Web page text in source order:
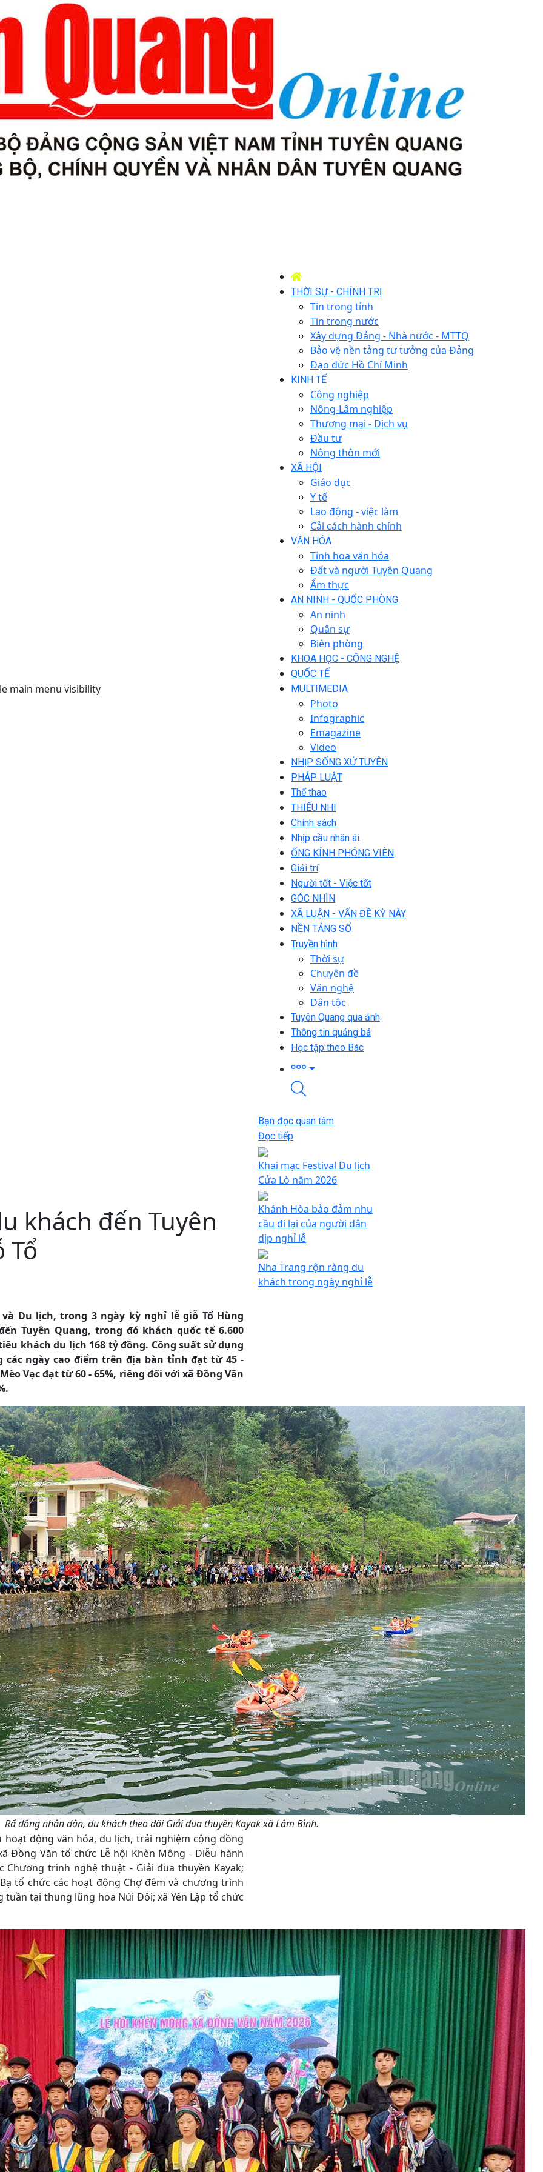
main menu visibility
THỜI SỰ - CHÍNH TRỊ
Tin trong tỉnh
Tin trong nước
Xây dựng Đảng - Nhà nước - MTTQ
Bảo vệ nền tảng tư tưởng của Đảng
Đạo đức Hồ Chí Minh
KINH TẾ
Công nghiệp
Nông-Lâm nghiệp
Thương mại - Dịch vụ
Đầu tư
Nông thôn mới
XÃ HỘI
Giáo dục
Y tế
Lao động - việc làm
Cải cách hành chính
VĂN HÓA
Tinh hoa văn hóa
Đất và người Tuyên Quang
Ẩm thực
AN NINH - QUỐC PHÒNG
An ninh
Quân sự
Biên phòng
KHOA HỌC - CÔNG NGHỆ
QUỐC TẾ
MULTIMEDIA
Photo
Infographic
Emagazine
Video
NHỊP SỐNG XỨ TUYÊN
PHÁP LUẬT
Thể thao
THIẾU NHI
Chính sách
Nhịp cầu nhân ái
ỐNG KÍNH PHÓNG VIÊN
Giải trí
Người tốt - Việc tốt
GÓC NHÌN
XÃ LUẬN - VẤN ĐỀ KỲ NÀY
NỀN TẢNG SỐ
Truyền hình
Thời sự
Chuyên đề
Văn nghệ
Dân tộc
Tuyên Quang qua ảnh
Thông tin quảng bá
Học tập theo Bác
khách đến Tuyên
Tổ
Du lịch, trong 3 ngày kỳ nghỉ lễ giỗ Tổ Hùng
Tuyên Quang, trong đó khách quốc tế 6.600
khách du lịch 168 tỷ đồng. Công suất sử dụng
ngày cao điểm trên địa bàn tỉnh đạt từ 45 -
Vạc đạt từ 60 - 65%, riêng đối với xã Đồng Văn
Rấ đông nhân dân, du khách theo dõi Giải đua thuyền Kayak xã Lâm Bình.
động văn hóa, du lịch, trải nghiệm cộng đồng
Đồng Văn tổ chức Lễ hội Khèn Mông - Diễu hành
trình nghệ thuật - Giải đua thuyền Kayak;
tổ chức các hoạt động Chợ đêm và chương trình
tại thung lũng hoa Núi Đôi; xã Yên Lập tổ chức
Bạn đọc quan tâm
Đọc tiếp
Khai mạc Festival Du lịch
Cửa Lò năm 2026
Khánh Hòa bảo đảm nhu
cầu đi lại của người dân
dịp nghỉ lễ
Nha Trang rộn ràng du
khách trong ngày nghỉ lễ